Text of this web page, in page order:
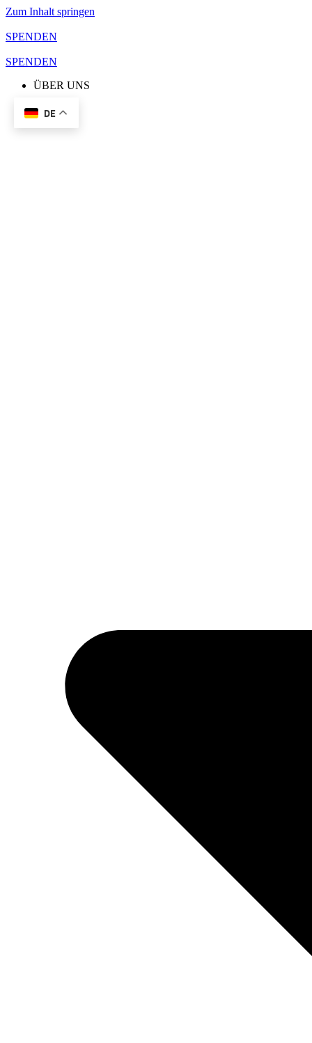
Zum Inhalt springen
SPENDEN
SPENDEN
ÜBER UNS
DE